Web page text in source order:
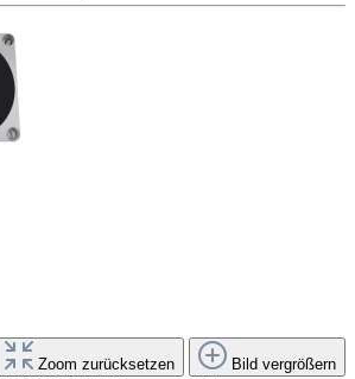
Zoom zurücksetzen Bild vergrößern